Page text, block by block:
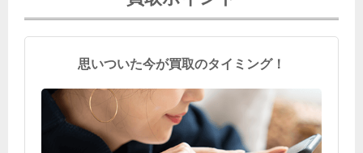
思いついた今が買取のタイミング！